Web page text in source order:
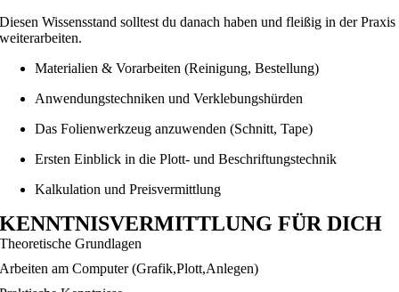
Diesen Wissensstand solltest du danach haben und fleißig in der Praxis
weiterarbeiten.
Materialien & Vorarbeiten (Reinigung, Bestellung)
Anwendungstechniken und Verklebungshürden
Das Folienwerkzeug anzuwenden (Schnitt, Tape)
Ersten Einblick in die Plott- und Beschriftungstechnik
Kalkulation und Preisvermittlung
KENNTNISVERMITTLUNG FÜR DICH
Theoretische Grundlagen
Arbeiten am Computer (Grafik,Plott,Anlegen)